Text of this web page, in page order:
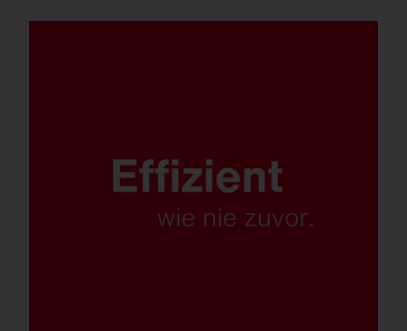
Maximal effizient mit bis zu 179 lm/W.